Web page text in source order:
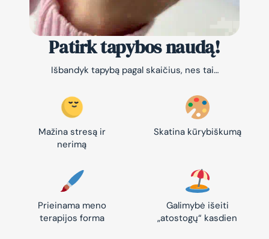
Patirk tapybos naudą!
Išbandyk tapybą pagal skaičius, nes tai…
Mažina stresą ir
nerimą
Skatina kūrybiškumą
Prieinama meno
terapijos forma
Galimybė išeiti
„atostogų“ kasdien